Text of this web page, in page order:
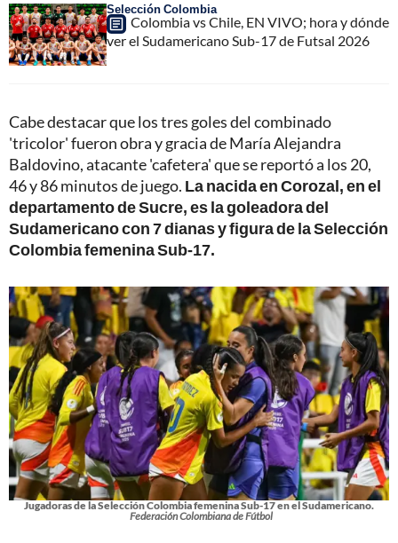
Selección Colombia
Colombia vs Chile, EN VIVO; hora y dónde
ver el Sudamericano Sub-17 de Futsal 2026
Cabe destacar que los tres goles del combinado
'tricolor' fueron obra y gracia de María Alejandra
Baldovino, atacante 'cafetera' que se reportó a los 20,
46 y 86 minutos de juego. La nacida en Corozal, en el
departamento de Sucre, es la goleadora del
Sudamericano con 7 dianas y figura de la Selección
Colombia femenina Sub-17.
Jugadoras de la Selección Colombia femenina Sub-17 en el Sudamericano.
Federación Colombiana de Fútbol